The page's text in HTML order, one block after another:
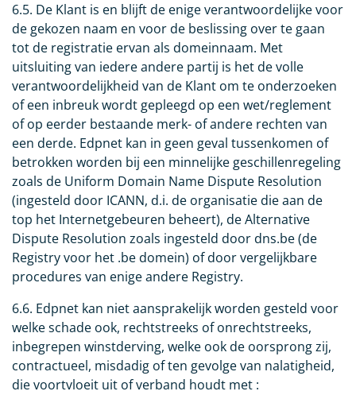
6.5. De Klant is en blijft de enige verantwoordelijke voor
de gekozen naam en voor de beslissing over te gaan
tot de registratie ervan als domeinnaam. Met
uitsluiting van iedere andere partij is het de volle
verantwoordelijkheid van de Klant om te onderzoeken
of een inbreuk wordt gepleegd op een wet/reglement
of op eerder bestaande merk- of andere rechten van
een derde. Edpnet kan in geen geval tussenkomen of
betrokken worden bij een minnelijke geschillenregeling
zoals de Uniform Domain Name Dispute Resolution
(ingesteld door ICANN, d.i. de organisatie die aan de
top het Internetgebeuren beheert), de Alternative
Dispute Resolution zoals ingesteld door dns.be (de
Registry voor het .be domein) of door vergelijkbare
procedures van enige andere Registry.
6.6. Edpnet kan niet aansprakelijk worden gesteld voor
welke schade ook, rechtstreeks of onrechtstreeks,
inbegrepen winstderving, welke ook de oorsprong zij,
contractueel, misdadig of ten gevolge van nalatigheid,
die voortvloeit uit of verband houdt met :